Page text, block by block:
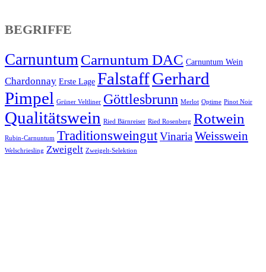
BEGRIFFE
Carnuntum Carnuntum DAC Carnuntum Wein
Chardonnay Erste Lage FalstaffGerhard
Pimpel Grüner Veltliner Göttlesbrunn Merlot Optime Pinot Noir
Qualitätswein Ried Bärnreiser Ried Rosenberg Rotwein
Rubin-Carnuntum TraditionsweingutVinariaWeisswein
Welschriesling Zweigelt Zweigelt-Selektion